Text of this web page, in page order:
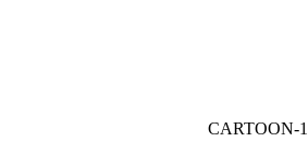
CARTOON-